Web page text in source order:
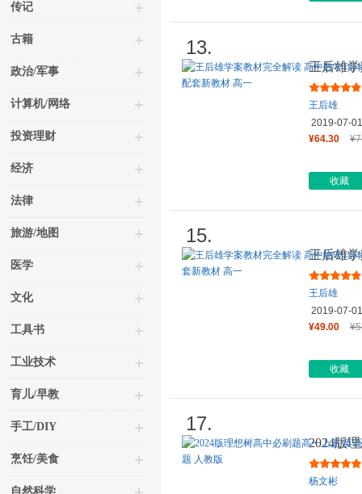
传记
古籍
政治/军事
计算机/网络
投资理财
经济
法律
旅游/地图
医学
文化
工具书
工业技术
育儿/早教
手工/DIY
烹饪/美食
自然科学
13.
王后雄
第一册
王后雄
2019-07-01
¥64.30
收藏
15.
王后雄
第一册
王后雄
2019-07-01
¥49.00
收藏
17.
2024版
修 第一
杨文彬